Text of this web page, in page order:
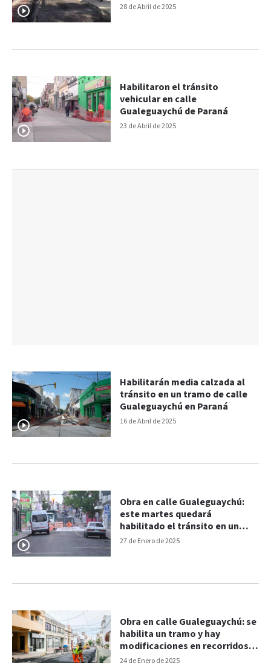
28 de Abril de 2025
23 de Abril de 2025
Habilitaron el tránsito
vehicular en calle
Gualeguaychú de Paraná
16 de Abril de 2025
Habilitarán media calzada al
tránsito en un tramo de calle
Gualeguaychú en Paraná
27 de Enero de 2025
Obra en calle Gualeguaychú:
este martes quedará
habilitado el tránsito en un
tramo
24 de Enero de 2025
Obra en calle Gualeguaychú: se
habilita un tramo y hay
modificaciones en recorridos
de colectivos